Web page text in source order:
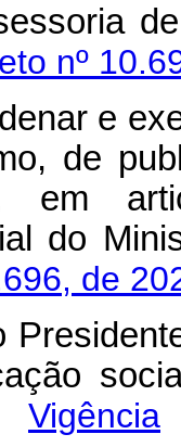
nº
e
de
em
do
de
Vigência